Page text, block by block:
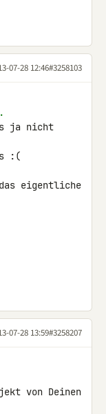
07-28 12:46#3258103
ja nicht
:(
eigentliche
07-28 13:59#3258207
von Deinen